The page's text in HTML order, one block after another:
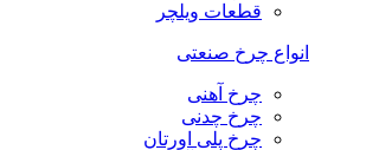
قطعات ویلچر
انواع چرخ صنعتی
چرخ آهنی
چرخ چدنی
چرخ پلی اورتان